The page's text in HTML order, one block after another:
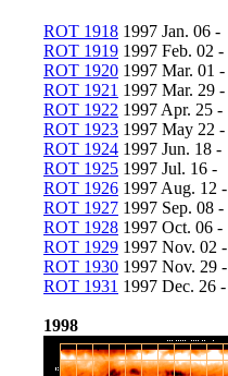
ROT 1918 1997 Jan. 06 -
ROT 1919 1997 Feb. 02 -
ROT 1920 1997 Mar. 01 -
ROT 1921 1997 Mar. 29 -
ROT 1922 1997 Apr. 25 -
ROT 1923 1997 May 22 -
ROT 1924 1997 Jun. 18 -
ROT 1925 1997 Jul. 16 -
ROT 1926 1997 Aug. 12 -
ROT 1927 1997 Sep. 08 -
ROT 1928 1997 Oct. 06 -
ROT 1929 1997 Nov. 02 -
ROT 1930 1997 Nov. 29 -
ROT 1931 1997 Dec. 26 -
1998